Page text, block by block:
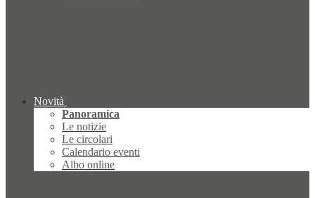
Novità
Panoramica
Le notizie
Le circolari
Calendario eventi
Albo online